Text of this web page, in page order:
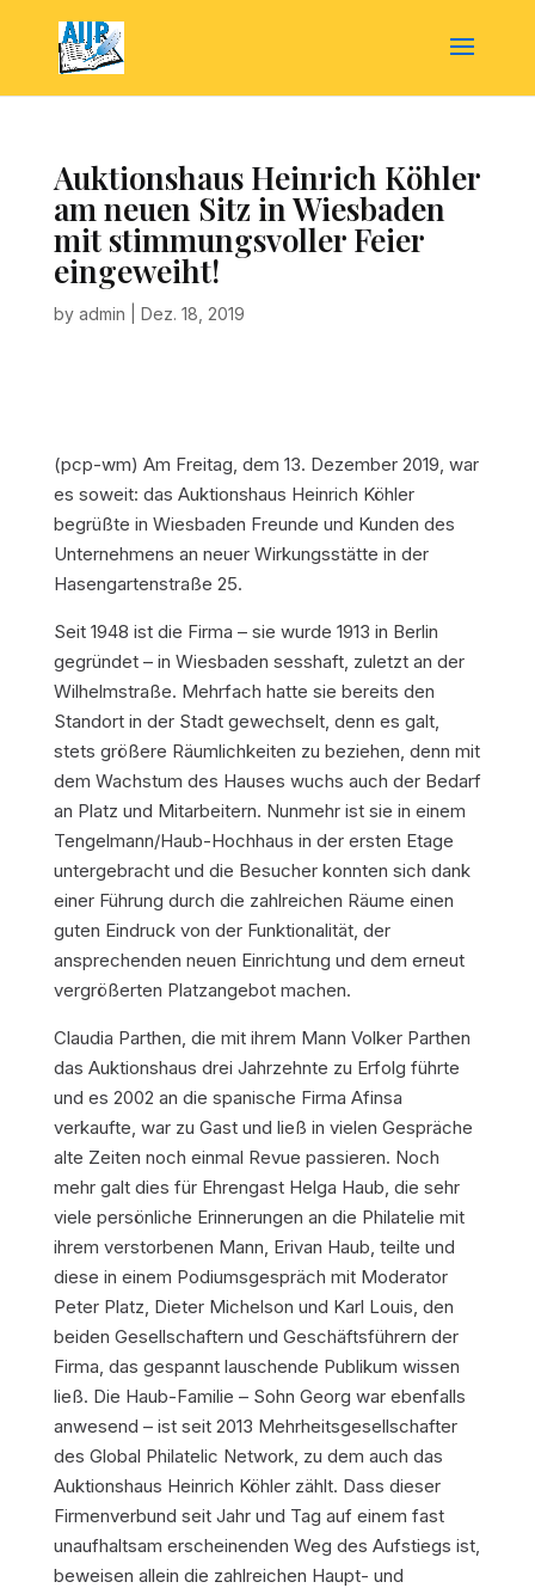
Auktionshaus Heinrich Köhler
am neuen Sitz in Wiesbaden
mit stimmungsvoller Feier
eingeweiht!
by admin Dez. 18, 2019
(pcp-wm) Am Freitag, dem 13. Dezember 2019, war
es soweit: das Auktionshaus Heinrich Köhler
begrüßte in Wiesbaden Freunde und Kunden des
Unternehmens an neuer Wirkungsstätte in der
Hasengartenstraße 25.
Seit 1948 ist die Firma – sie wurde 1913 in Berlin
gegründet – in Wiesbaden sesshaft, zuletzt an der
Wilhelmstraße. Mehrfach hatte sie bereits den
Standort in der Stadt gewechselt, denn es galt,
stets größere Räumlichkeiten zu beziehen, denn mit
dem Wachstum des Hauses wuchs auch der Bedarf
an Platz und Mitarbeitern. Nunmehr ist sie in einem
Tengelmann/Haub-Hochhaus in der ersten Etage
untergebracht und die Besucher konnten sich dank
einer Führung durch die zahlreichen Räume einen
guten Eindruck von der Funktionalität, der
ansprechenden neuen Einrichtung und dem erneut
vergrößerten Platzangebot machen.
Claudia Parthen, die mit ihrem Mann Volker Parthen
das Auktionshaus drei Jahrzehnte zu Erfolg führte
und es 2002 an die spanische Firma Afinsa
verkaufte, war zu Gast und ließ in vielen Gespräche
alte Zeiten noch einmal Revue passieren. Noch
mehr galt dies für Ehrengast Helga Haub, die sehr
viele persönliche Erinnerungen an die Philatelie mit
ihrem verstorbenen Mann, Erivan Haub, teilte und
diese in einem Podiumsgespräch mit Moderator
Peter Platz, Dieter Michelson und Karl Louis, den
beiden Gesellschaftern und Geschäftsführern der
Firma, das gespannt lauschende Publikum wissen
ließ. Die Haub-Familie – Sohn Georg war ebenfalls
anwesend – ist seit 2013 Mehrheitsgesellschafter
des Global Philatelic Network, zu dem auch das
Auktionshaus Heinrich Köhler zählt. Dass dieser
Firmenverbund seit Jahr und Tag auf einem fast
unaufhaltsam erscheinenden Weg des Aufstiegs ist,
beweisen allein die zahlreichen Haupt- und